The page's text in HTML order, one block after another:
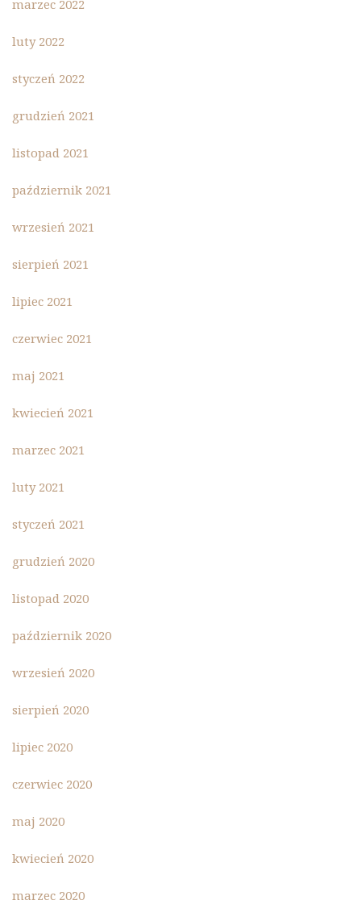
marzec 2022
luty 2022
styczeń 2022
grudzień 2021
listopad 2021
październik 2021
wrzesień 2021
sierpień 2021
lipiec 2021
czerwiec 2021
maj 2021
kwiecień 2021
marzec 2021
luty 2021
styczeń 2021
grudzień 2020
listopad 2020
październik 2020
wrzesień 2020
sierpień 2020
lipiec 2020
czerwiec 2020
maj 2020
kwiecień 2020
marzec 2020